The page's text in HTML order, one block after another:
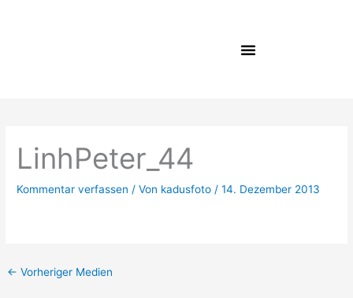
LinhPeter_44
Kommentar verfassen / Von kadusfoto /14. Dezember 2013
← Vorheriger Medien